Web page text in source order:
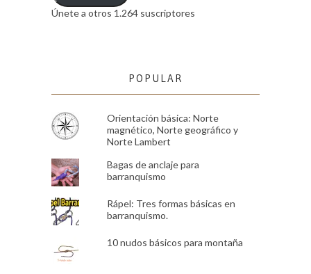
Únete a otros 1.264 suscriptores
POPULAR
Orientación básica: Norte
magnético, Norte geográfico y
Norte Lambert
Bagas de anclaje para
barranquismo
Rápel: Tres formas básicas en
barranquismo.
10 nudos básicos para montaña